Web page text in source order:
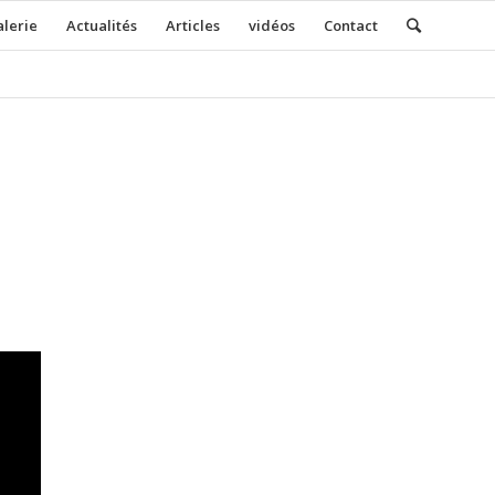
Actualités Articles vidéos Contact